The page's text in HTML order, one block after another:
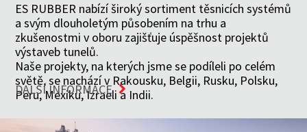
ES RUBBER nabízí široký sortiment těsnicích systémů
a svým dlouholetým působením na trhu a
zkušenostmi v oboru zajišťuje úspěšnost projektů
výstaveb tunelů.
Naše projekty, na kterých jsme se podíleli po celém
světě, se nachází v Rakousku, Belgii, Rusku, Polsku,
Peru, Mexiku, Izraeli a Indii.
DALŠÍ INFORMACE